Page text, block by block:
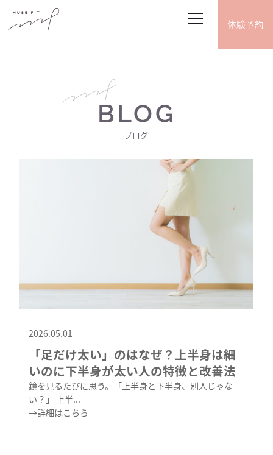
体験予約
BLOG
ブログ
2026.05.01
「足だけ太い」のはなぜ？上半身は細
いのに下半身が太い人の特徴と改善法
鏡を見るたびに思う。「上半身と下半身、別人じゃな
い？」 上半...
→詳細はこちら